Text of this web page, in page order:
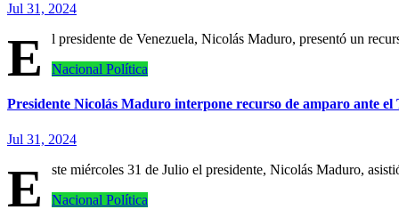
Jul 31, 2024
E
l presidente de Venezuela, Nicolás Maduro, presentó un
Nacional Política
Presidente Nicolás Maduro interpone recurso de amparo ante el
Jul 31, 2024
E
ste miércoles 31 de Julio el presidente, Nicolás Maduro,
Nacional Política